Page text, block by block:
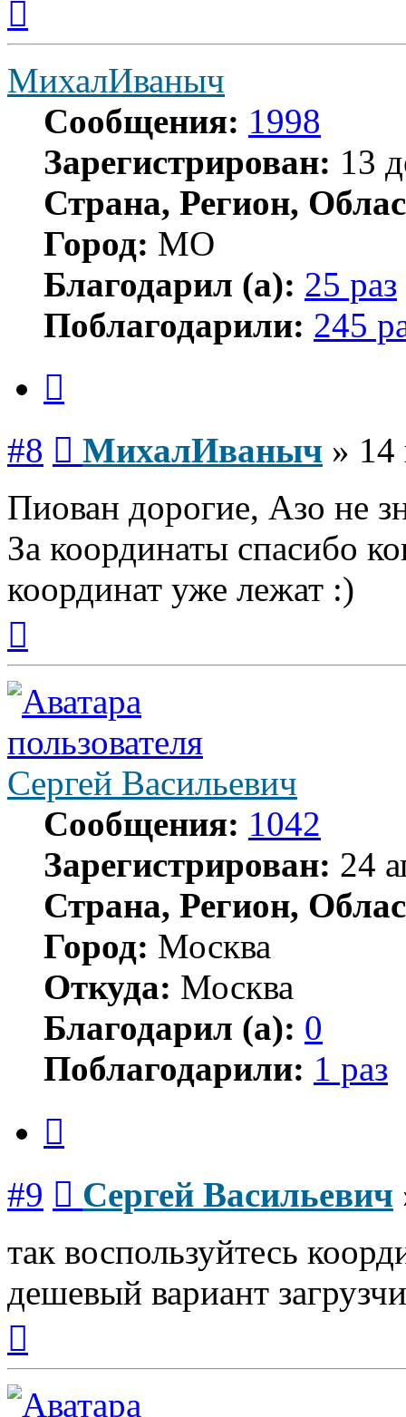
началу
МихалИваныч
Сообщения: 1998
Зарегистрирован: 13
Страна, Регион,
Город: МО
Благодарил (а): 25 раз
Поблагодарили: 245
#8 МихалИваныч »
Пиован дорогие, Азо не
За координаты спасибо
координат уже лежат :)
началу
Сергей Васильевич
Сообщения: 1042
Зарегистрирован: 24
Страна, Регион,
Город: Москва
Откуда: Москва
Благодарил (а): 0
Поблагодарили: 1 раз
#9 Сергей Васильевич
так воспользуйтесь
дешевый вариант
началу